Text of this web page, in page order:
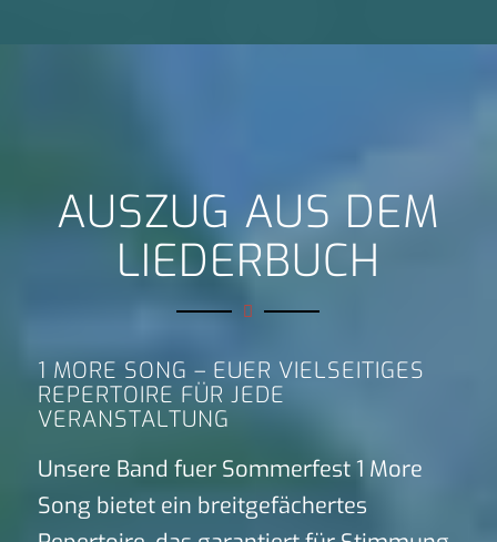
AUSZUG AUS DEM
LIEDERBUCH
1 MORE SONG – EUER VIELSEITIGES
REPERTOIRE FÜR JEDE
VERANSTALTUNG
Unsere Band fuer Sommerfest 1 More
Song bietet ein breitgefächertes